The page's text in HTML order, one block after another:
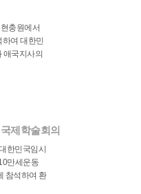
충원에서
여 대한민
애국지사의
제학술회의
한민국임시
만세운동
참석하여 환